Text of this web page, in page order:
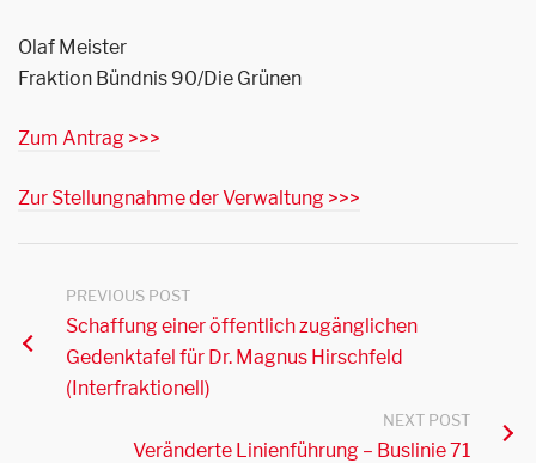
Olaf Meister
Fraktion Bündnis 90/Die Grünen
Zum Antrag >>>
Zur Stellungnahme der Verwaltung >>>
PREVIOUS POST
Schaffung einer öffentlich zugänglichen
Gedenktafel für Dr. Magnus Hirschfeld
(Interfraktionell)
NEXT POST
Veränderte Linienführung – Buslinie 71